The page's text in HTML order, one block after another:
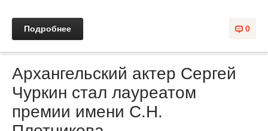
0
Подробнее
Архангельский актер Сергей
Чуркин стал лауреатом
премии имени С.Н.